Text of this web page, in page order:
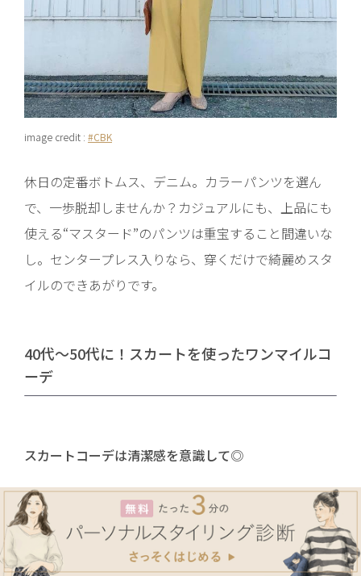
image credit : #CBK
休日の定番ボトムス、デニム。カラーパンツを選ん
で、一歩脱却しませんか？カジュアルにも、上品にも
使える“マスタード”のパンツは重宝すること間違いな
し。センタープレス入りなら、穿くだけで綺麗めスタ
イルのできあがりです。
40代〜50代に！スカートを使ったワンマイルコ
ーデ
スカートコーデは清潔感を意識して◎